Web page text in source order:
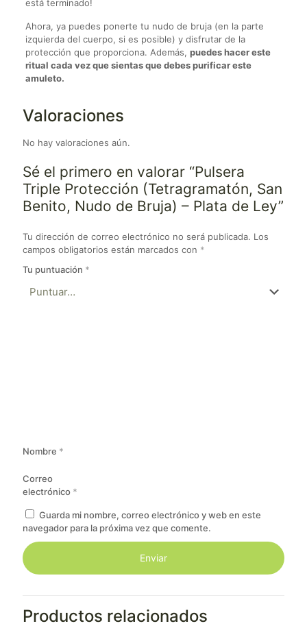
está terminado!
Ahora, ya puedes ponerte tu nudo de bruja (en la parte
izquierda del cuerpo, si es posible) y disfrutar de la
protección que proporciona. Además, puedes hacer este
ritual cada vez que sientas que debes purificar este
amuleto.
Valoraciones
No hay valoraciones aún.
Sé el primero en valorar “Pulsera
Triple Protección (Tetragramatón, San
Benito, Nudo de Bruja) – Plata de Ley”
Tu dirección de correo electrónico no será publicada. Los
campos obligatorios están marcados con *
Tu puntuación *
Nombre *
Correo
electrónico *
Guarda mi nombre, correo electrónico y web en este
navegador para la próxima vez que comente.
Productos relacionados